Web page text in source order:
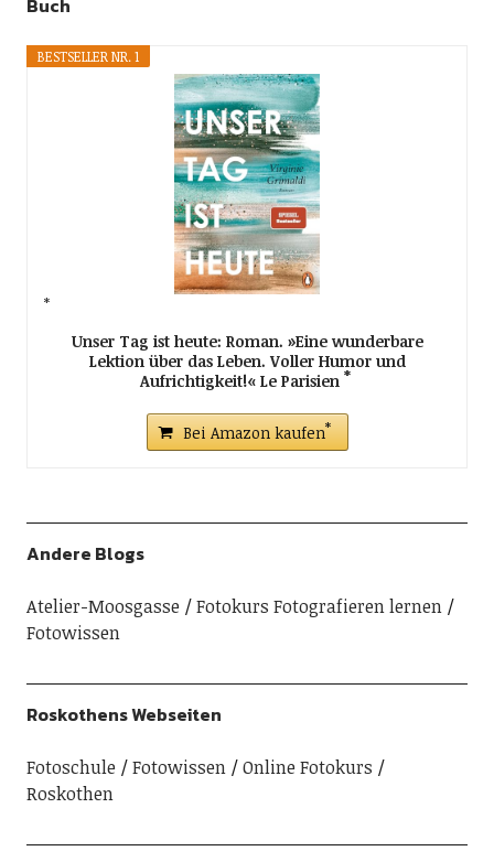
Buch
BESTSELLER NR. 1
Unser Tag ist heute: Roman. »Eine wunderbare
Lektion über das Leben. Voller Humor und
Aufrichtigkeit!« Le Parisien
Bei Amazon kaufen
Andere Blogs
Atelier-Moosgasse
Fotokurs Fotografieren lernen
Fotowissen
Roskothens Webseiten
Fotoschule Fotowissen
Online Fotokurs
Roskothen